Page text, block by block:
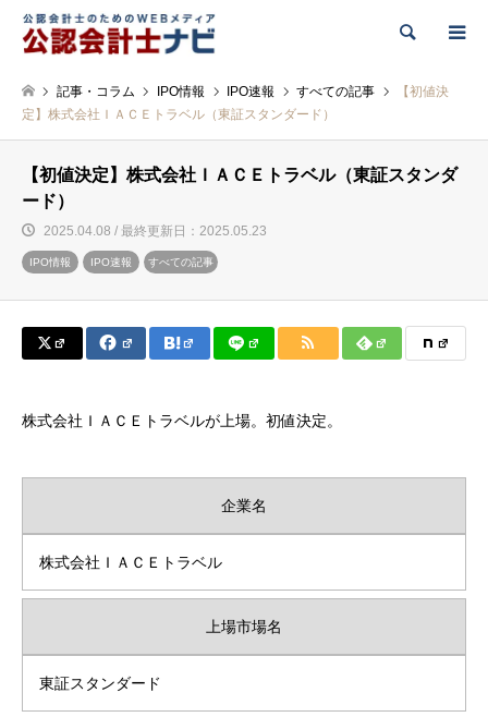
検索
記事・コラム IPO情報 IPO速報 すべての記事
【初値決
定】株式会社ＩＡＣＥトラベル（東証スタンダード）
【初値決定】株式会社ＩＡＣＥトラベル（東証スタンダ
ード）
2025.04.08 / 最終更新日：2025.05.23
IPO情報 IPO速報 すべての記事
株式会社ＩＡＣＥトラベルが上場。初値決定。
企業名
株式会社ＩＡＣＥトラベル
上場市場名
東証スタンダード